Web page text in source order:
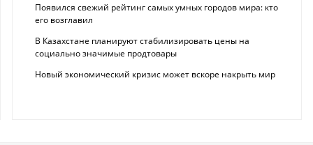
Появился свежий рейтинг самых умных городов мира: кто
его возглавил
В Казахстане планируют стабилизировать цены на
социально значимые продтовары
Новый экономический кризис может вскоре накрыть мир